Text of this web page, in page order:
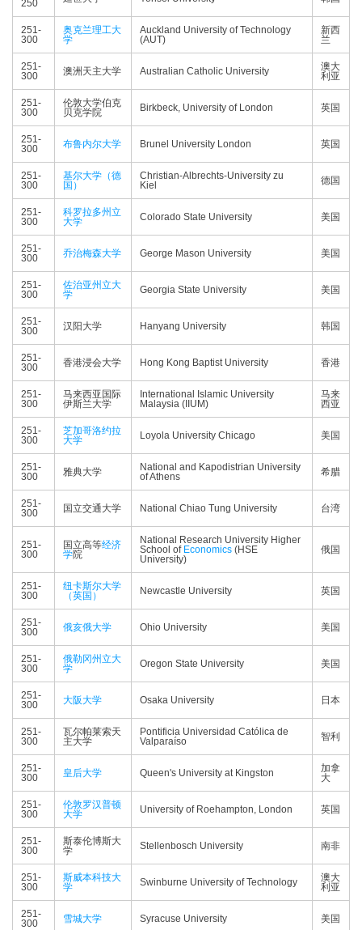
250
251-
300
奥克兰理工大
学
Auckland University of Technology
(AUT)
新西
兰
251-
300
澳洲天主大学 Australian Catholic University
澳大
利亚
251-
300
伦敦大学伯克
贝克学院
Birkbeck, University of London 英国
251-
300
布鲁内尔大学 Brunel University London 英国
251-
300
基尔大学（德
国）
Christian-Albrechts-University zu
Kiel
德国
251-
300
科罗拉多州立
大学
Colorado State University 美国
251-
300
乔治梅森大学 George Mason University 美国
251-
300
佐治亚州立大
学
Georgia State University 美国
251-
300
汉阳大学 Hanyang University 韩国
251-
300
香港浸会大学 Hong Kong Baptist University 香港
251-
300
马来西亚国际
伊斯兰大学
International Islamic University
Malaysia (IIUM)
马来
西亚
251-
300
芝加哥洛约拉
大学
Loyola University Chicago 美国
251-
300
雅典大学
National and Kapodistrian University
of Athens
希腊
251-
300
国立交通大学 National Chiao Tung University 台湾
251-
300
国立高等经济
学院
National Research University Higher
School of Economics (HSE
University)
俄国
251-
300
纽卡斯尔大学
（英国）
Newcastle University 英国
251-
300
俄亥俄大学 Ohio University 美国
251-
300
俄勒冈州立大
学
Oregon State University 美国
251-
300
大阪大学 Osaka University 日本
251-
300
瓦尔帕莱索天
主大学
Pontificia Universidad Católica de
Valparaíso
智利
251-
300
皇后大学 Queen's University at Kingston
加拿
大
251-
300
伦敦罗汉普顿
大学
University of Roehampton, London 英国
251-
300
斯泰伦博斯大
学
Stellenbosch University 南非
251-
300
斯威本科技大
学
Swinburne University of Technology
澳大
利亚
251-
300
雪城大学 Syracuse University 美国